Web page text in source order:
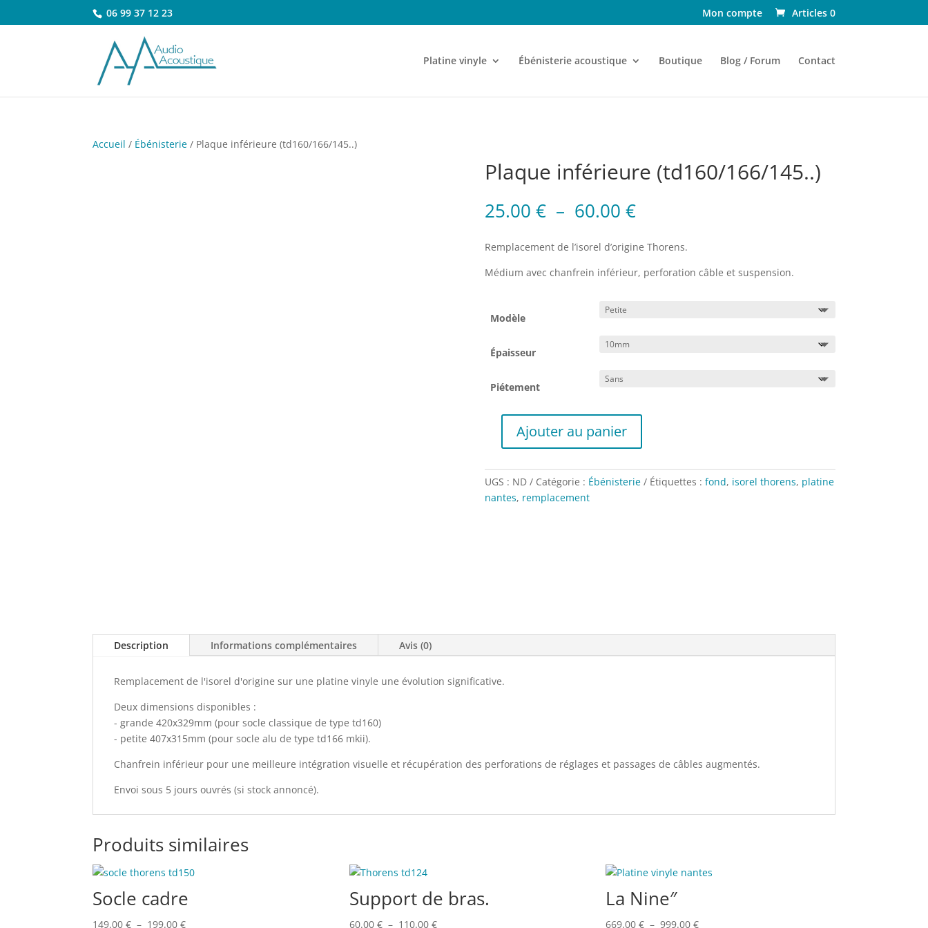
06 99 37 12 23 Mon compte Articles 0
Platine vinyle Ébénisterie acoustique Boutique Blog / Forum Contact
Accueil / Ébénisterie / Plaque inférieure (td160/166/145..)
Plaque inférieure (td160/166/145..)
25.00 € – 60.00 €Plage
de
prix :
25.00 €
à
Remplacement de l’isorel d’origine Thorens.
Médium avec chanfrein inférieur, perforation câble et suspension.
Modèle
Épaisseur
Piétement
quantité
Plaque
inférieure
(td160/166/145..)
Ajouter au panier
UGS : ND Catégorie : Ébénisterie Étiquettes : fond, isorel thorens, platine
nantes, remplacement
Description Informations complémentaires Avis (0)
Remplacement de l'isorel d'origine sur une platine vinyle une évolution significative.
Deux dimensions disponibles :
- grande 420x329mm (pour socle classique de type td160)
- petite 407x315mm (pour socle alu de type td166 mkii).
Chanfrein inférieur pour une meilleure intégration visuelle et récupération des perforations de réglages et passages de câbles augmentés.
Envoi sous 5 jours ouvrés (si stock annoncé).
Produits similaires
Socle cadre
149.00€ – 199.00€Plage
Support de bras.
60.00 € – 110.00 €Plage
La Nine″
669.00€ – 999.00€Plage